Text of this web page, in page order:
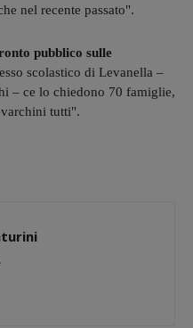
nel recente passato".
pubblico sulle
scolastico di Levanella –
– ce lo chiedono 70 famiglie,
tutti".